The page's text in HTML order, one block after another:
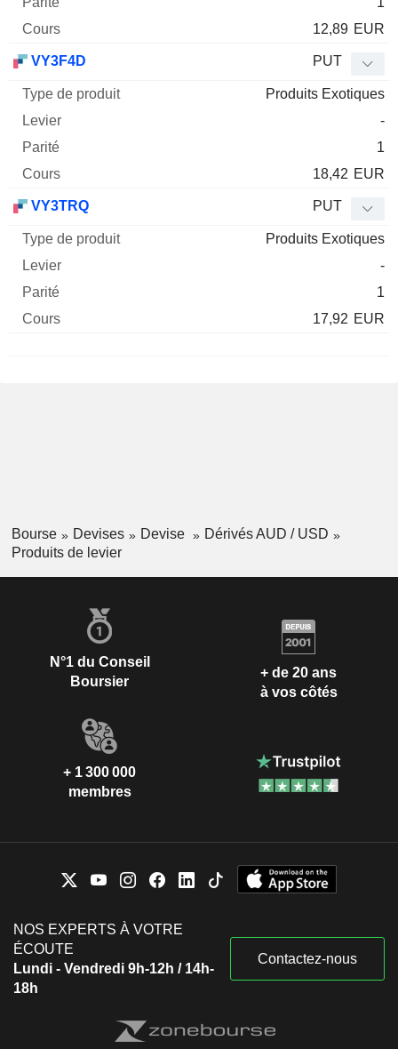
12,89 EUR
VY3F4D PUT
Produits Exotiques
-
1
18,42 EUR
VY3TRQ PUT
Produits Exotiques
-
1
17,92 EUR
Bourse Devises Devise
Dérivés AUD / USD
Produits de levier
N°1 du Conseil
Boursier
+ de 20 ans
à vos côtés
+ 1 300 000
membres
NOS EXPERTS À VOTRE
ÉCOUTE
Lundi - Vendredi 9h-12h / 14h-
18h
Contactez-nous